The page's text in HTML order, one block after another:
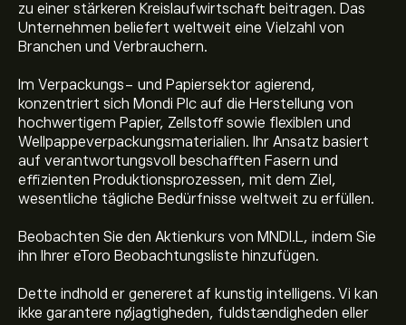
zu einer stärkeren Kreislaufwirtschaft beitragen. Das
Unternehmen beliefert weltweit eine Vielzahl von
Branchen und Verbrauchern.
Im Verpackungs- und Papiersektor agierend,
konzentriert sich Mondi Plc auf die Herstellung von
hochwertigem Papier, Zellstoff sowie flexiblen und
Wellpappeverpackungsmaterialien. Ihr Ansatz basiert
auf verantwortungsvoll beschafften Fasern und
effizienten Produktionsprozessen, mit dem Ziel,
wesentliche tägliche Bedürfnisse weltweit zu erfüllen.
Beobachten Sie den Aktienkurs von MNDI.L, indem Sie
ihn Ihrer eToro Beobachtungsliste hinzufügen.
Dette indhold er genereret af kunstig intelligens. Vi kan
ikke garantere nøjagtigheden, fuldstændigheden eller
Den aktuelle MNDI.L-aktiekurs er 920.2000‎p‎.